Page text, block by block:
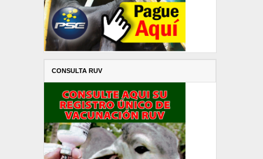
CONSULTA RUV